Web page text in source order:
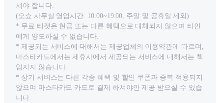
셔야 합니다.
(오쇼 사무실 영업시간: 10:00~19:00, 주말 및 공휴일 제외)
* 무료 티켓은 현금 또는 다른 혜택으로 대체되지 않으며 타인
에게 양도하실 수 없습니다.
* 제공되는 서비스에 대해서는 제공업체의 이용약관에 따르며,
마스타카드에서는 제휴사에서 제공되는 서비스에 대해서는 책
임지지 않습니다.
* 상기 서비스는 다른 각종 혜택 및 할인 쿠폰과 중복 적용되지
않으며 마스타카드 카드로 결제 하셔야만 제공 받으실 수 있습
니다.